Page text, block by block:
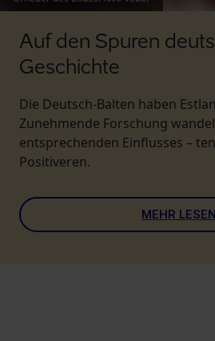
Auf den Spuren
Geschichte
Die Deutsch-Balten haben
Zunehmende Forschung
entsprechenden Einflusses –
Positiveren.
MEHR LESEN